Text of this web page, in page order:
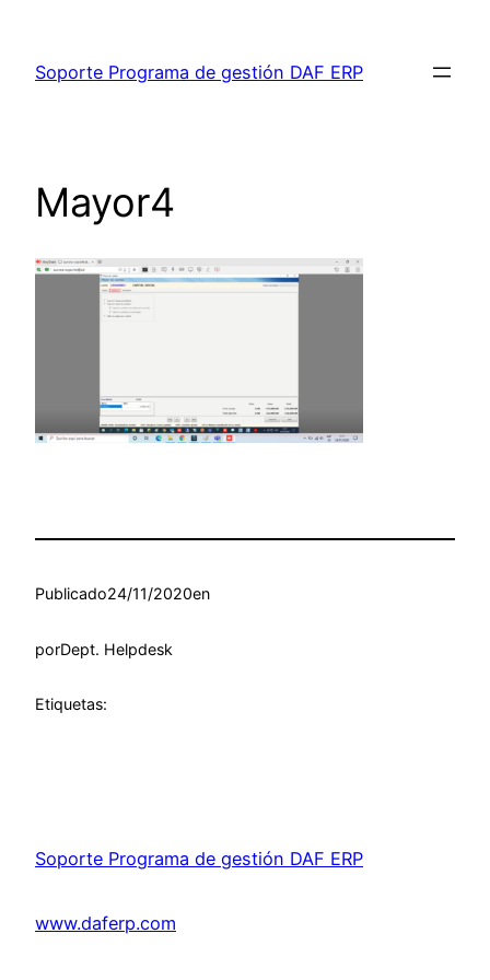
contenido
Soporte Programa de gestión DAF ERP
Mayor4
Publicado24/11/2020en
porDept. Helpdesk
Etiquetas:
Soporte Programa de gestión DAF ERP
www.daferp.com